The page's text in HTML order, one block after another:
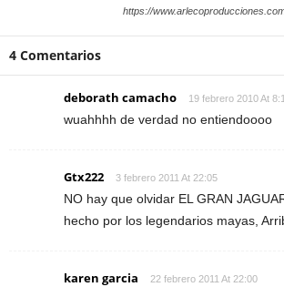
https://
4 Comentarios
deborath camacho 19 febrero 2010 At
wuahhhh de verdad no entiendoooo
Gtx222 3 febrero 2011 At 22:05
NO hay que olvidar EL GRAN
hecho por los legendarios mayas,
karen garcia 22 febrero 2011 At 22:00